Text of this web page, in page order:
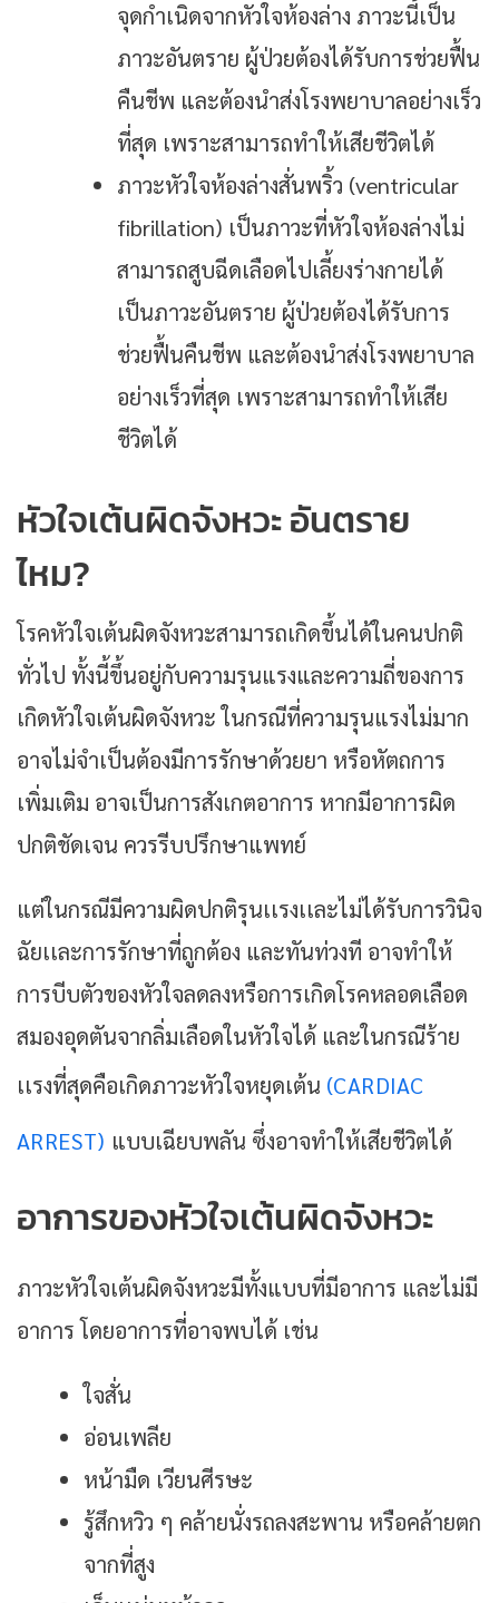
จุดกำเนิดจากหัวใจห้องล่าง ภาวะนี้เป็น
ภาวะอันตราย ผู้ป่วยต้องได้รับการช่วยฟื้น
คืนชีพ และต้องนำส่งโรงพยาบาลอย่างเร็ว
ที่สุด เพราะสามารถทำให้เสียชีวิตได้
ภาวะหัวใจห้องล่างสั่นพริ้ว (ventricular
fibrillation) เป็นภาวะที่หัวใจห้องล่างไม่
สามารถสูบฉีดเลือดไปเลี้ยงร่างกายได้
เป็นภาวะอันตราย ผู้ป่วยต้องได้รับการ
ช่วยฟื้นคืนชีพ และต้องนำส่งโรงพยาบาล
อย่างเร็วที่สุด เพราะสามารถทำให้เสีย
ชีวิตได้
หัวใจเต้นผิดจังหวะ อันตราย
ไหม?
โรคหัวใจเต้นผิดจังหวะสามารถเกิดขึ้นได้ในคนปกติ
ทั่วไป ทั้งนี้ขึ้นอยู่กับความรุนแรงและความถี่ของการ
เกิดหัวใจเต้นผิดจังหวะ ในกรณีที่ความรุนแรงไม่มาก
อาจไม่จำเป็นต้องมีการรักษาด้วยยา หรือหัตถการ
เพิ่มเติม อาจเป็นการสังเกตอาการ หากมีอาการผิด
ปกติชัดเจน ควรรีบปรึกษาแพทย์
แต่ในกรณีมีความผิดปกติรุนเเรงเเละไม่ได้รับการวินิจ
ฉัยเเละการรักษาที่ถูกต้อง และทันท่วงที อาจทำให้
การบีบตัวของหัวใจลดลงหรือการเกิดโรคหลอดเลือด
สมองอุดตันจากลิ่มเลือดในหัวใจได้ และในกรณีร้าย
เเรงที่สุดคือเกิดภาวะหัวใจหยุดเต้น (CARDIAC
ARREST) แบบเฉียบพลัน ซึ่งอาจทำให้เสียชีวิตได้
อาการของหัวใจเต้นผิดจังหวะ
ภาวะหัวใจเต้นผิดจังหวะมีทั้งแบบที่มีอาการ และไม่มี
อาการ โดยอาการที่อาจพบได้ เช่น
ใจสั่น
อ่อนเพลีย
หน้ามืด เวียนศีรษะ
รู้สึกหวิว ๆ คล้ายนั่งรถลงสะพาน หรือคล้ายตก
จากที่สูง